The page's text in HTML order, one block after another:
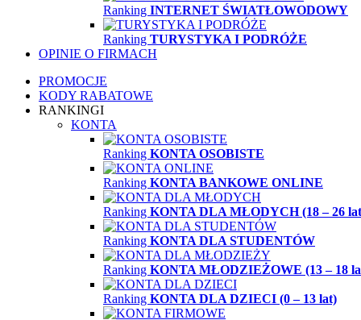
Ranking INTERNET ŚWIATŁOWODOWY
Ranking TURYSTYKA I PODRÓŻE
OPINIE O FIRMACH
PROMOCJE
KODY RABATOWE
RANKINGI
KONTA
Ranking KONTA OSOBISTE
Ranking KONTA BANKOWE ONLINE
Ranking KONTA DLA MŁODYCH (18 – 26
Ranking KONTA DLA STUDENTÓW
Ranking KONTA MŁODZIEŻOWE (13 – 18
Ranking KONTA DLA DZIECI (0 – 13 lat)